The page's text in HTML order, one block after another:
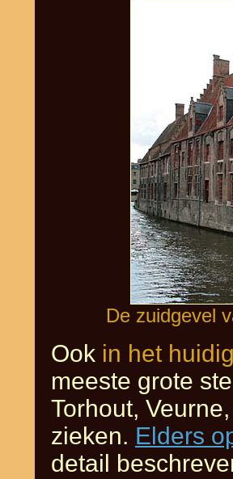
De zuidgevel
Ook in het
meeste grote
Torhout,
zieken. Elders
detail